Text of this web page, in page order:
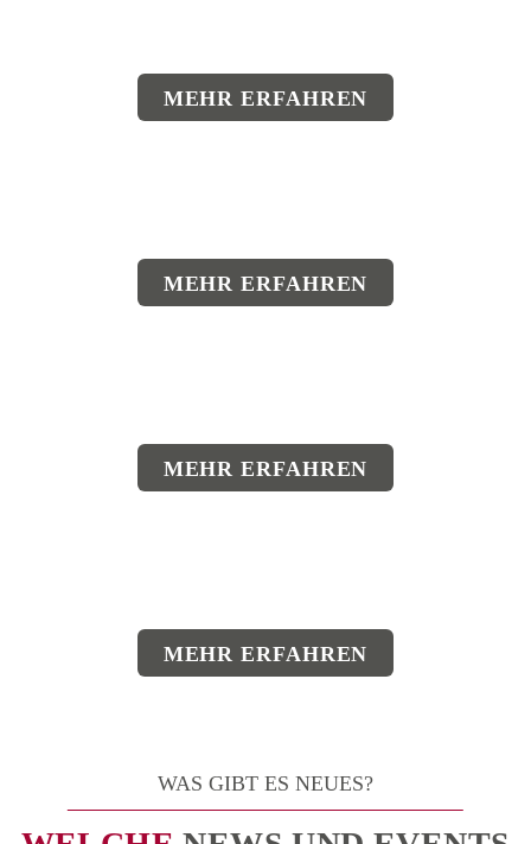
MEHR ERFAHREN
MEHR ERFAHREN
MEHR ERFAHREN
MEHR ERFAHREN
WAS GIBT ES NEUES?